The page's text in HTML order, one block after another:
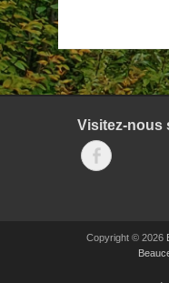
Visitez-nous
Facebook
Copyright © 2026